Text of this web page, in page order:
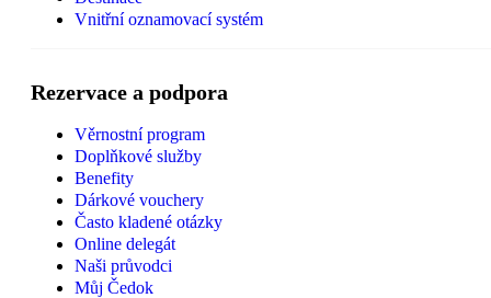
Vnitřní oznamovací systém
Rezervace a podpora
Věrnostní program
Doplňkové služby
Benefity
Dárkové vouchery
Často kladené otázky
Online delegát
Naši průvodci
Můj Čedok